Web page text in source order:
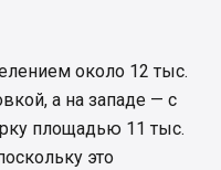
около 12 тыс.
а на западе — с
площадью 11 тыс.
это